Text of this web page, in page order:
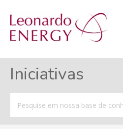
Iniciativas
por